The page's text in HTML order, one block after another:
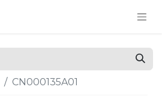
CN000135A01